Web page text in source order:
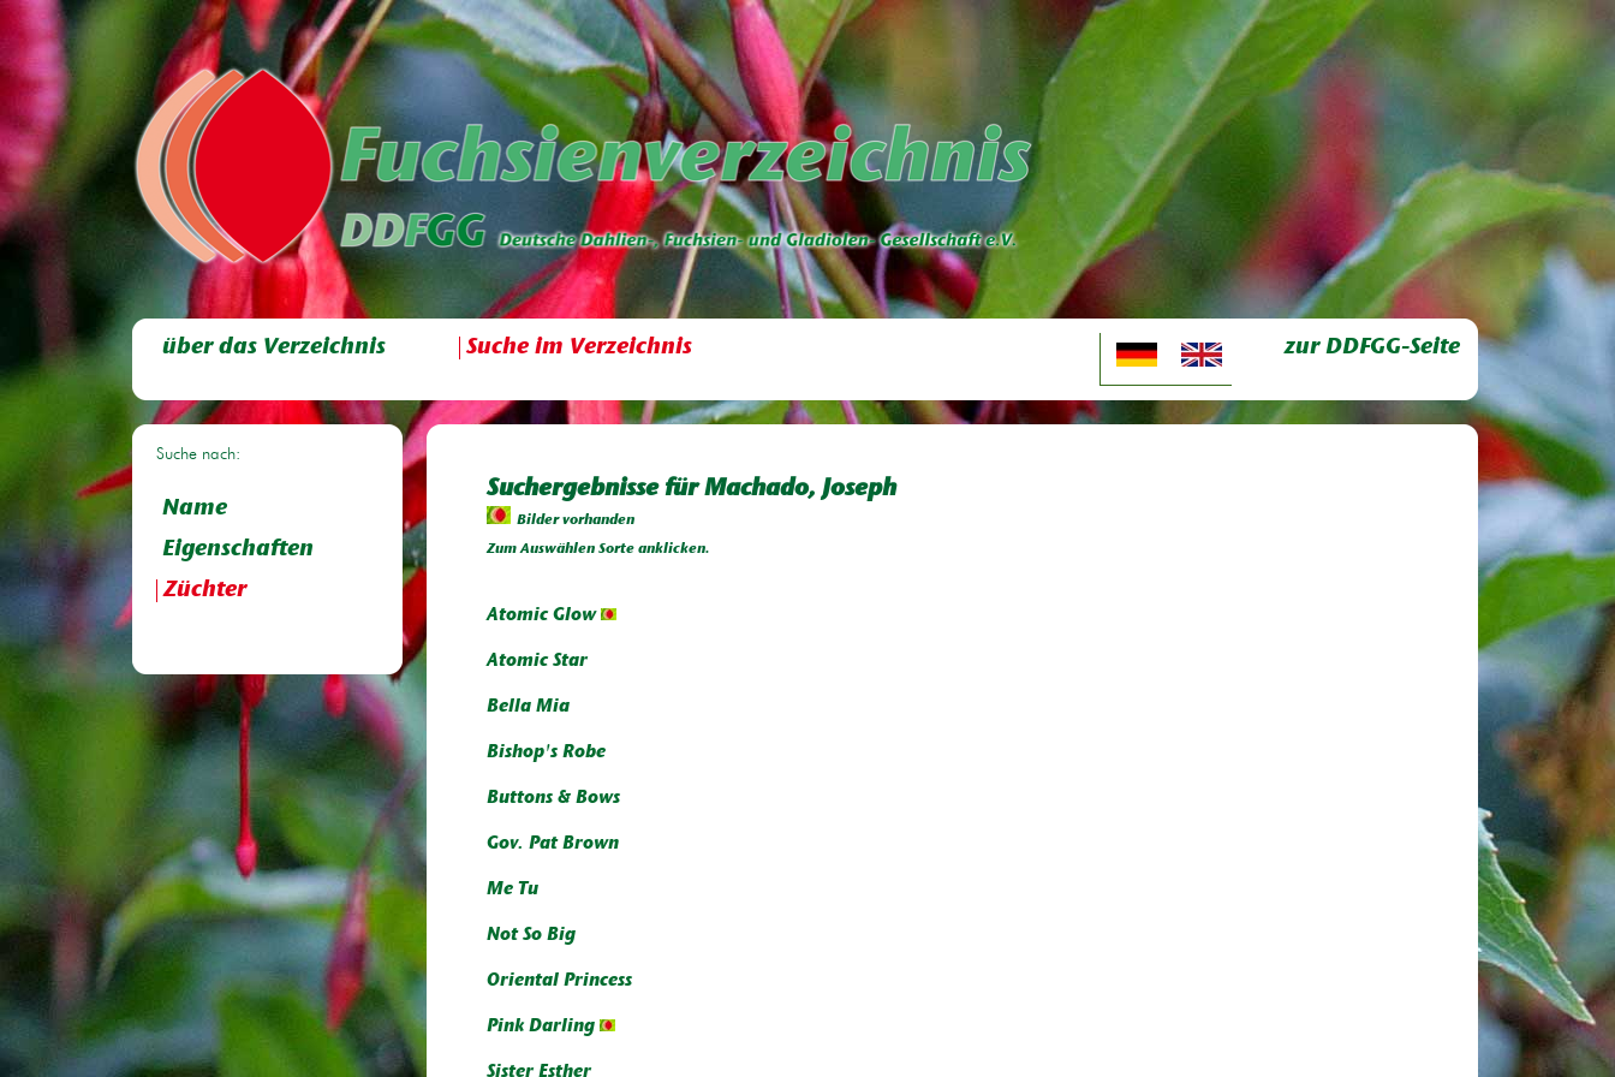
über das Verzeichnis Suche im Verzeichnis zur DDFGG-Seite
Suche nach:
Name
Eigenschaften
Züchter
Suchergebnisse für Machado, Joseph
Bilder vorhanden
Zum Auswählen Sorte anklicken.
Atomic Glow
Atomic Star
Bella Mia
Bishop's Robe
Buttons & Bows
Gov. Pat Brown
Me Tu
Not So Big
Oriental Princess
Pink Darling
Sister Esther